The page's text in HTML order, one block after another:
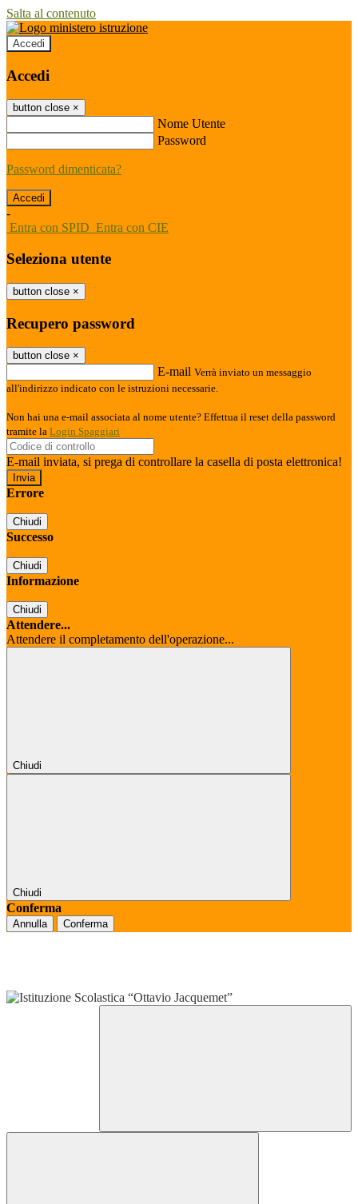
Salta al contenuto
Accedi
Accedi
button close ×
Nome Utente
Password
Password dimenticata?
-
Entra con SPID Entra con CIE
Seleziona utente
button close ×
Recupero password
button close ×
E-mail Verrà inviato un messaggio
all'indirizzo indicato con le istruzioni necessarie.
Non hai una e-mail associata al nome utente? Effettua il reset della password
tramite la Login Spaggiari
E-mail inviata, si prega di controllare la casella di posta elettronica!
Errore
Chiudi
Successo
Chiudi
Informazione
Chiudi
Attendere...
Attendere il completamento dell'operazione...
Chiudi
Chiudi
Conferma
Annulla Conferma